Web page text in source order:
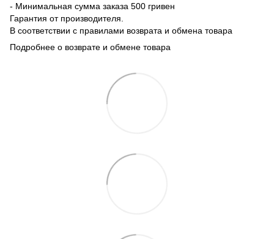
- Минимальная сумма заказа 500 гривен
Гарантия от производителя.
В соответствии с правилами возврата и обмена товара
Подробнее о возврате и обмене товара